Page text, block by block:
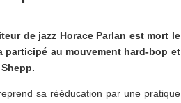
de jazz Horace Parlan est mort le
participé au mouvement hard-bop et
sa rééducation par une pratique